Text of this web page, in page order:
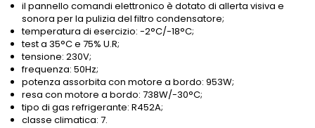
il pannello comandi elettronico è dotato di allerta visiva e
sonora per la pulizia del filtro condensatore;
temperatura di esercizio: -2°C/-18°C;
test a 35°C e 75% U.R;
tensione: 230V;
frequenza: 50Hz;
potenza assorbita con motore a bordo: 953W;
resa con motore a bordo: 738W/-30°C;
tipo di gas refrigerante: R452A;
classe climatica: 7.